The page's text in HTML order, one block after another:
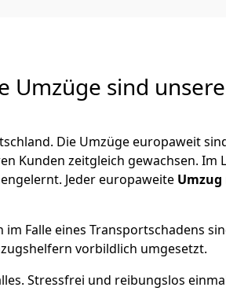
Umzüge sind unsere
Die Umzüge europaweit
Kunden zeitgleich gewachsen. Im
Jeder europaweite Umzug
Falle eines Transportschadens
vorbildlich umgesetzt.
Stressfrei und reibungslos